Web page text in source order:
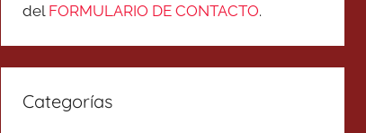
del FORMULARIO DE CONTACTO.
Categorías